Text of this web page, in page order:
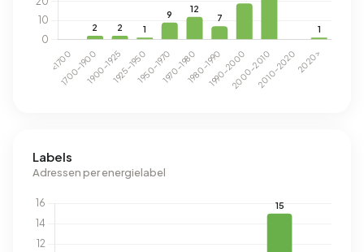
Labels
Adressen per energielabel